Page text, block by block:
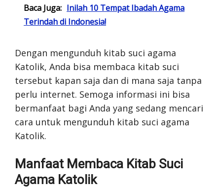
Baca Juga: Inilah 10 Tempat Ibadah Agama
Terindah di Indonesia!
Dengan mengunduh kitab suci agama
Katolik, Anda bisa membaca kitab suci
tersebut kapan saja dan di mana saja tanpa
perlu internet. Semoga informasi ini bisa
bermanfaat bagi Anda yang sedang mencari
cara untuk mengunduh kitab suci agama
Katolik.
Manfaat Membaca Kitab Suci
Agama Katolik